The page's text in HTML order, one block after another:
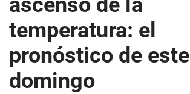
temperatura: el
pronóstico de este
domingo